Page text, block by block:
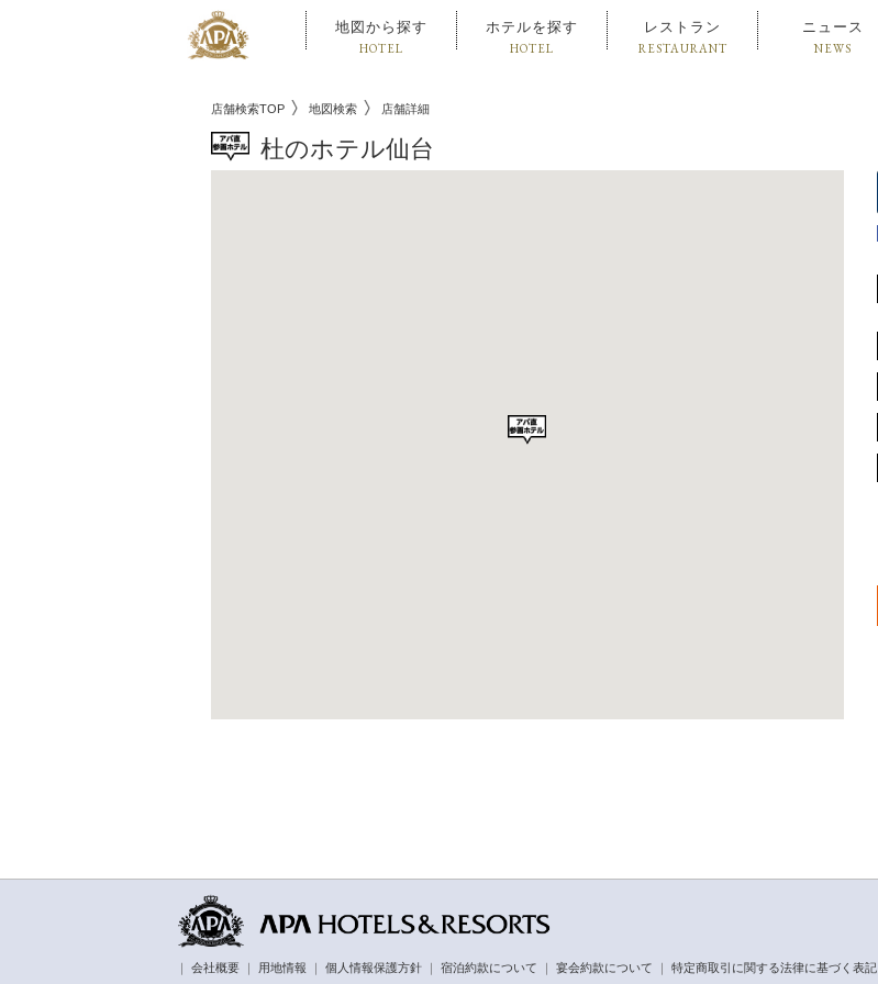
地図から探す
HOTEL
ホテルを探す
HOTEL
レストラン
RESTAURANT
ニュース
NEWS
店舗検索TOP 地図検索 店舗詳細
杜のホテル仙台
｜ 会社概要 ｜ 用地情報 ｜ 個人情報保護方針 ｜ 宿泊約款について ｜ 宴会約款について ｜ 特定商取引に関する法律に基づく表記